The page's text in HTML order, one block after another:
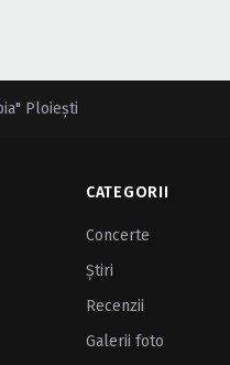
Ploieşti
CATEGORII
Concerte
Ştiri
Recenzii
Galerii foto